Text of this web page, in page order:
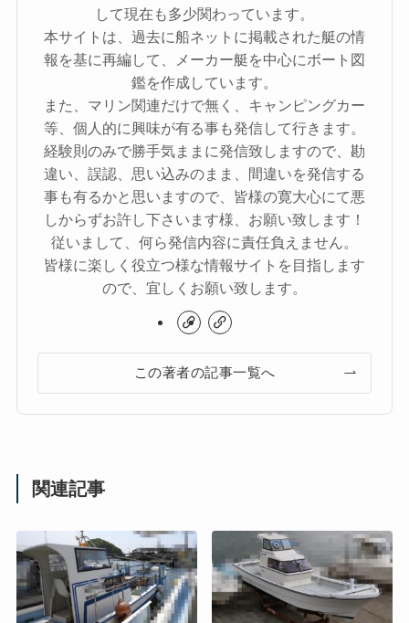
して現在も多少関わっています。
本サイトは、過去に船ネットに掲載された艇の情
報を基に再編して、メーカー艇を中心にボート図
鑑を作成しています。
また、マリン関連だけで無く、キャンピングカー
等、個人的に興味が有る事も発信して行きます。
経験則のみで勝手気ままに発信致しますので、勘
違い、誤認、思い込みのまま、間違いを発信する
事も有るかと思いますので、皆様の寛大心にて悪
しからずお許し下さいます様、お願い致します！
従いまして、何ら発信内容に責任負えません。
皆様に楽しく役立つ様な情報サイトを目指します
ので、宜しくお願い致します。
この著者の記事一覧へ
関連記事